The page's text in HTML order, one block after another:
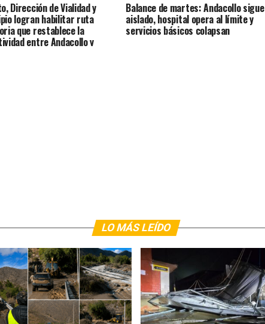
Dirección de Vialidad y
logran habilitar ruta
que restablece la
entre Andacollo y
Balance de martes: Andacollo sigue
aislado, hospital opera al límite y
servicios básicos colapsan
LO MÁS LEÍDO